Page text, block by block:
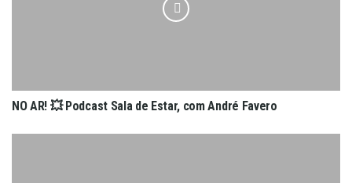
NO AR! 💥 Podcast Sala de Estar, com André Favero